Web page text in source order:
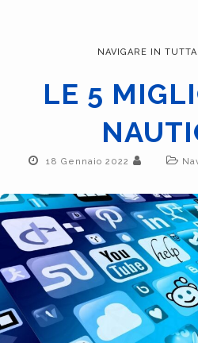
NAVIGARE IN
LE 5
18 Gennaio 2022